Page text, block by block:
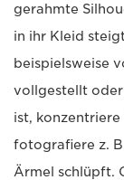
gerahmte
in ihr Kleid
beispielsweise
vollgestellt oder
ist,
fotografiere z.
Ärmel schlüpft.